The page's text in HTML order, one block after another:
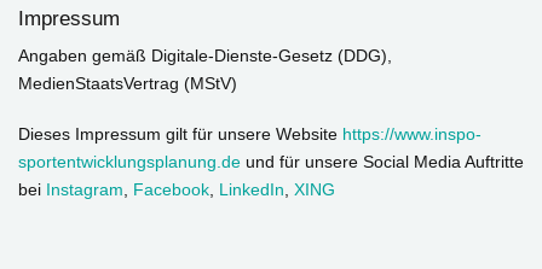
Impressum
Angaben gemäß Digitale-Dienste-Gesetz (DDG),
MedienStaatsVertrag (MStV)
Dieses Impressum gilt für unsere Website https://www.inspo-
sportentwicklungsplanung.de und für unsere Social Media Auftritte
bei Instagram Facebook LinkedIn XING